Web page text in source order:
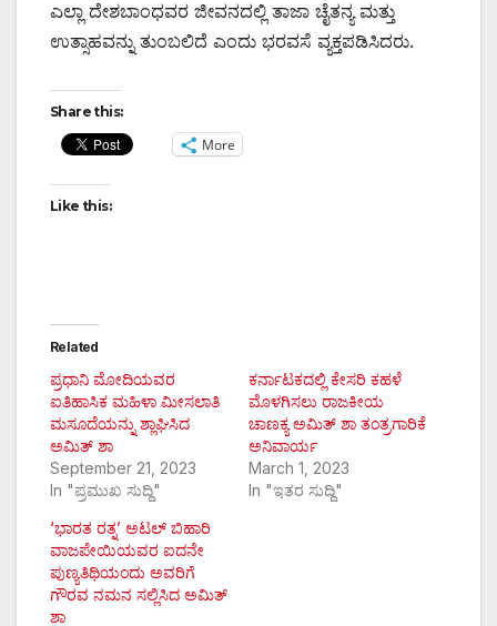
ಎಲ್ಲಾ ದೇಶಬಾಂಧವರ ಜೀವನದಲ್ಲಿ ತಾಜಾ ಚೈತನ್ಯ ಮತ್ತು
ಉತ್ಸಾಹವನ್ನು ತುಂಬಲಿದೆ ಎಂದು ಭರವಸೆ ವ್ಯಕ್ತಪಡಿಸಿದರು.
Share this:
More
Like this:
Related
ಪ್ರಧಾನಿ ಮೋದಿಯವರ
ಐತಿಹಾಸಿಕ ಮಹಿಳಾ ಮೀಸಲಾತಿ
ಮಸೂದೆಯನ್ನು ಶ್ಲಾಘಿಸಿದ
ಅಮಿತ್ ಶಾ
September 21, 2023
In "ಪ್ರಮುಖ ಸುದ್ದಿ"
ಕರ್ನಾಟಕದಲ್ಲಿ ಕೇಸರಿ ಕಹಳೆ
ಮೊಳಗಿಸಲು ರಾಜಕೀಯ
ಚಾಣಕ್ಯ ಅಮಿತ್ ಶಾ ತಂತ್ರಗಾರಿಕೆ
ಅನಿವಾರ್ಯ
March 1, 2023
In "ಇತರ ಸುದ್ದಿ"
‘ಭಾರತ ರತ್ನ’ ಅಟಲ್ ಬಿಹಾರಿ
ವಾಜಪೇಯಿಯವರ ಐದನೇ
ಪುಣ್ಯತಿಥಿಯಂದು ಅವರಿಗೆ
ಗೌರವ ನಮನ ಸಲ್ಲಿಸಿದ ಅಮಿತ್
ಶಾ